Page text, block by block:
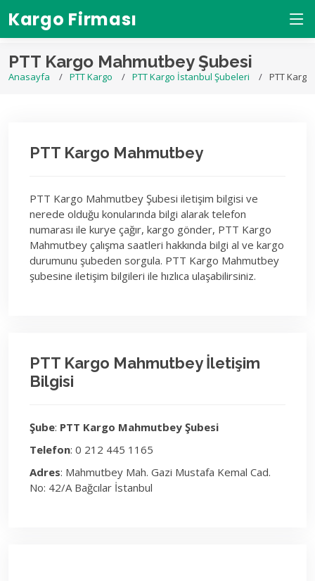
Kargo Firması
PTT Kargo Mahmutbey Şubesi
Anasayfa PTT Kargo PTT Kargo İstanbul Şubeleri PTT
PTT Kargo Mahmutbey
PTT Kargo Mahmutbey Şubesi iletişim bilgisi ve
nerede olduğu konularında bilgi alarak telefon
numarası ile kurye çağır, kargo gönder, PTT Kargo
Mahmutbey çalışma saatleri hakkında bilgi al ve kargo
durumunu şubeden sorgula. PTT Kargo Mahmutbey
şubesine iletişim bilgileri ile hızlıca ulaşabilirsiniz.
PTT Kargo Mahmutbey İletişim
Bilgisi
Şube: PTT Kargo Mahmutbey Şubesi
Telefon: 0 212 445 1165
Adres: Mahmutbey Mah. Gazi Mustafa Kemal Cad.
No: 42/A Bağcılar İstanbul